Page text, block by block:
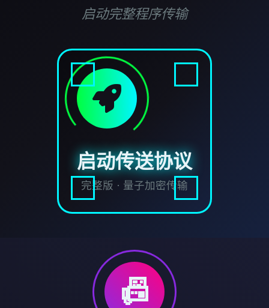
启动完整程序传输
启动传送协议
完整版 · 量子加密传输
📠